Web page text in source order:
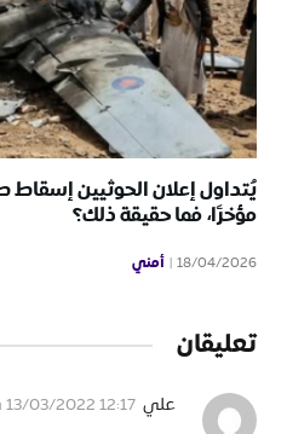
يُتداول إعلان الحوثيين
مؤخرًا، فما حقيقة ذلك؟
18/04/2026 أمني
تعليقان
علي 13/03/2022 12:17 ص